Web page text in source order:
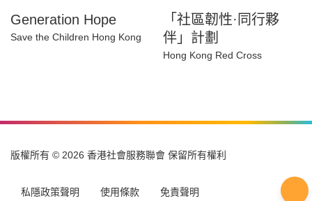
Generation Hope
Save the Children Hong Kong
「社區韌性·同行夥
伴」計劃
Hong Kong Red Cross
版權所有 © 2026 香港社會服務聯會 保留所有權利
私隱政策聲明 使用條款 免責聲明